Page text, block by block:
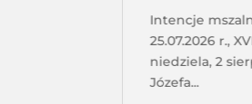
Intencje
25.07.2026 r.,
niedziela, 2
Józefa...